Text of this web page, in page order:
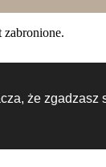
że zgadzasz